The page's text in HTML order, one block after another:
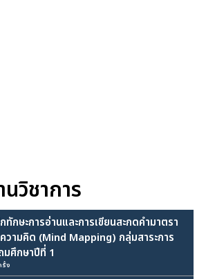
วิชาการ
กษะการอ่านและการเขียนสะกดคำมาตรา
วามคิด (Mind Mapping) กลุ่มสาระการ
มศึกษาปีที่ 1
รั้ง